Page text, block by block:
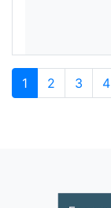
1 2 3 4